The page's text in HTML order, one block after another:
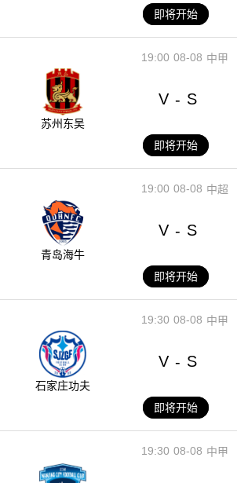
即将开始
08-08
19:00 中甲
苏州东吴
V - S
即将开始
08-08
19:00 中超
青岛海牛
V - S
即将开始
08-08
19:30 中甲
石家庄功夫
V - S
即将开始
08-08
19:30 中甲